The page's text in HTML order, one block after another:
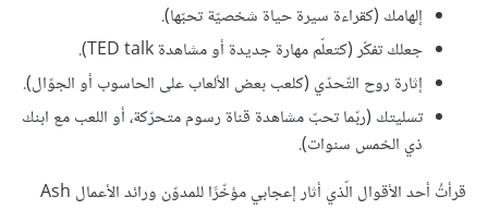
إلهامك (كقراءة سيرة حياة شخصيّة تحبّها).
جعلك تفكّر (كتعلّم مهارة جديدة أو مشاهدة TED talk).
إثارة روح التّحدّي (كلعب بعض الألعاب على الحاسوب أو الجوّال).
تسليتك (ربّما تحبّ مشاهدة قناة رسوم متحرّكة، أو اللعب مع ابنك
ذي الخمس سنوات).
قرأتُ أحد الأقوال الّذي أثار إعجابي مؤخّرًا للمدوّن ورائد الأعمال Ash